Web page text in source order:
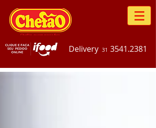
Delivery 31 3541.2381